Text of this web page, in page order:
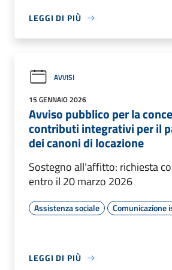
LEGGI DI PIÙ
AVVISI
15 GENNAIO 2026
Avviso pubblico per la
contributi integrativi per il
dei canoni di locazione
Sostegno all’affitto: richiesta
entro il 20 marzo 2026
Assistenza sociale Comunicazione
LEGGI DI PIÙ